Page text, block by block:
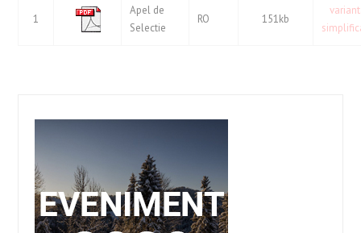
1
Apel de
Selectie
RO 151kb